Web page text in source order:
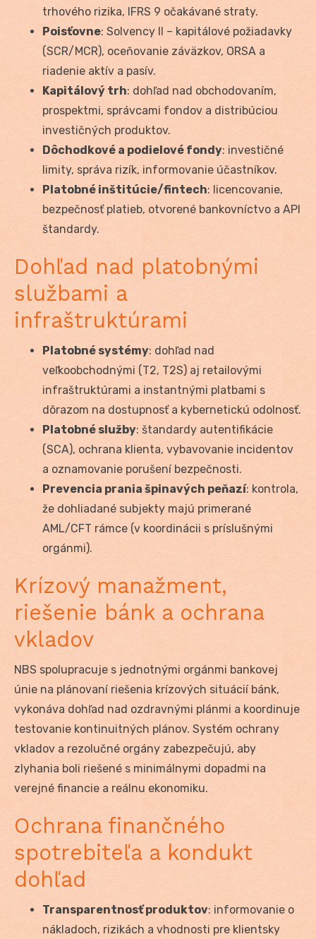
trhového rizika, IFRS 9 očakávané straty.
Poisťovne: Solvency II – kapitálové požiadavky
(SCR/MCR), oceňovanie záväzkov, ORSA a
riadenie aktív a pasív.
Kapitálový trh: dohľad nad obchodovaním,
prospektmi, správcami fondov a distribúciou
investičných produktov.
Dôchodkové a podielové fondy: investičné
limity, správa rizík, informovanie účastníkov.
Platobné inštitúcie/fintech: licencovanie,
bezpečnosť platieb, otvorené bankovníctvo a API
štandardy.
Dohľad nad platobnými
službami a
infraštruktúrami
Platobné systémy: dohľad nad
veľkoobchodnými (T2, T2S) aj retailovými
infraštruktúrami a instantnými platbami s
dôrazom na dostupnosť a kybernetickú odolnosť.
Platobné služby: štandardy autentifikácie
(SCA), ochrana klienta, vybavovanie incidentov
a oznamovanie porušení bezpečnosti.
Prevencia prania špinavých peňazí: kontrola,
že dohliadané subjekty majú primerané
AML/CFT rámce (v koordinácii s príslušnými
orgánmi).
Krízový manažment,
riešenie bánk a ochrana
vkladov
NBS spolupracuje s jednotnými orgánmi bankovej
únie na plánovaní riešenia krízových situácií bánk,
vykonáva dohľad nad ozdravnými plánmi a koordinuje
testovanie kontinuitných plánov. Systém ochrany
vkladov a rezolučné orgány zabezpečujú, aby
zlyhania boli riešené s minimálnymi dopadmi na
verejné financie a reálnu ekonomiku.
Ochrana finančného
spotrebiteľa a kondukt
dohľad
Transparentnosť produktov: informovanie o
nákladoch, rizikách a vhodnosti pre klientsky